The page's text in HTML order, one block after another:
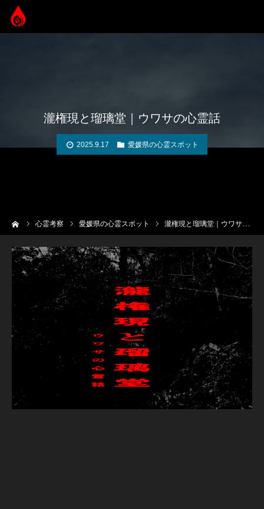
瀧権現と瑠璃堂｜ウワサの心霊話
2025.9.17 愛媛県の心霊スポット
心霊考察 愛媛県の心霊スポット 瀧権現と瑠璃堂｜ウワサの心霊話